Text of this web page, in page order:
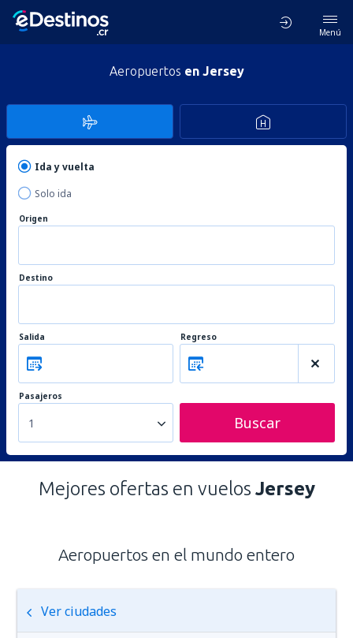
Menú
Aeropuertos en Jersey
Ida y vuelta
Solo ida
Origen
Destino
Salida Regreso
Pasajeros
1 Buscar
Mejores ofertas en vuelos Jersey
Aeropuertos en el mundo entero
Ver ciudades